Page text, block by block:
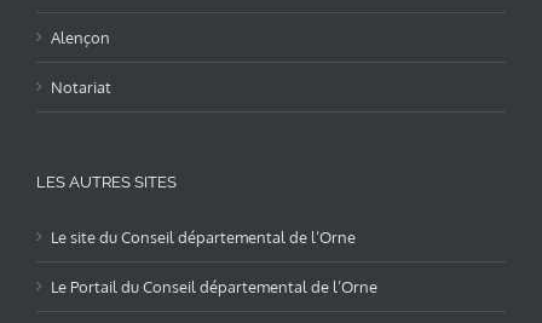
Alençon
Notariat
LES AUTRES SITES
Le site du Conseil départemental de l’Orne
Le Portail du Conseil départemental de l’Orne